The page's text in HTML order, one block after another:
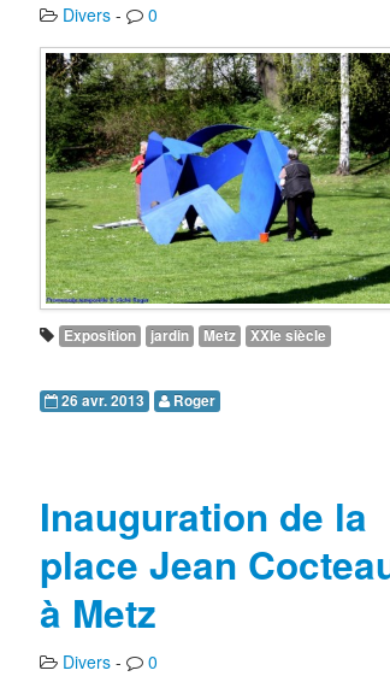
Divers- 0
Exposition jardin Metz XXIe siècle
26 avr. 2013 Roger
Inauguration de la
place Jean
à Metz
Divers- 0